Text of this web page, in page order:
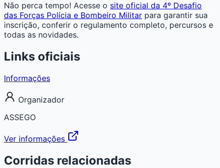
Não perca tempo! Acesse o site oficial da 4º Desafio
das Forças Polícia e Bombeiro Militar para garantir sua
inscrição, conferir o regulamento completo, percursos e
todas as novidades.
Links oficiais
Informações
Organizador
ASSEGO
Ver informações
Corridas relacionadas